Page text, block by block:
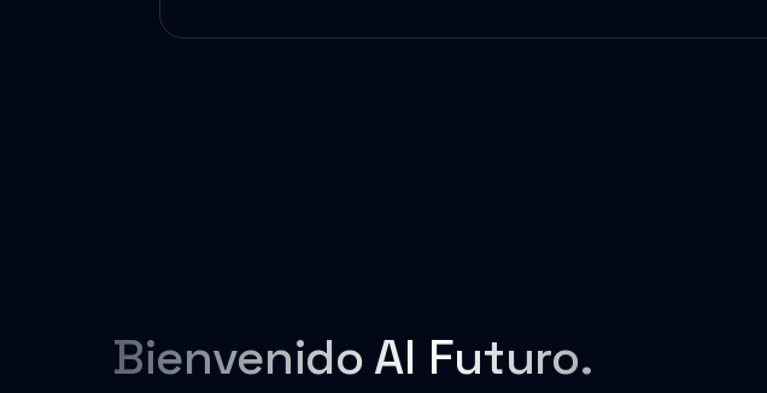
Bienvenido Al Futuro.